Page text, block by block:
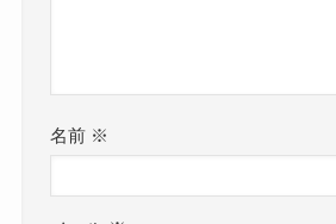
名前 ※